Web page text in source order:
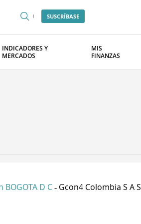
SUSCRÍBASE
INDICADORES Y
MERCADOS
MIS
FINANZAS
BOGOTA D C - Gcon4 Colombia S A S